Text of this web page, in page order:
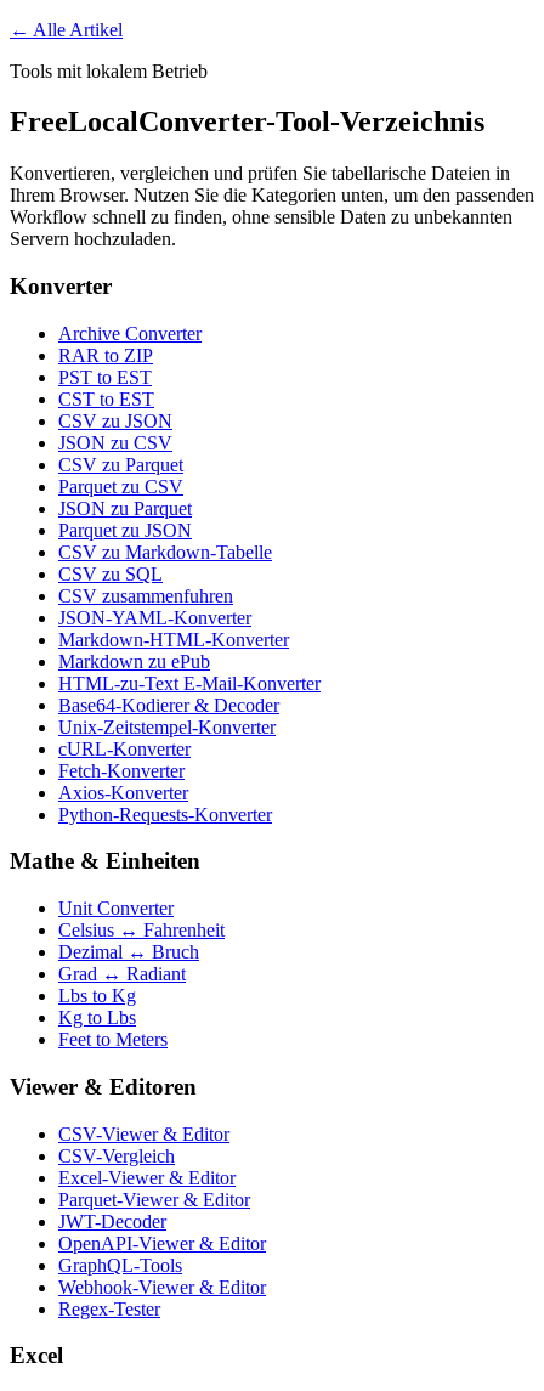
← Alle Artikel
Tools mit lokalem Betrieb
FreeLocalConverter-Tool-Verzeichnis
Konvertieren, vergleichen und prüfen Sie tabellarische Dateien in
Ihrem Browser. Nutzen Sie die Kategorien unten, um den passenden
Workflow schnell zu finden, ohne sensible Daten zu unbekannten
Servern hochzuladen.
Konverter
Archive Converter
RAR to ZIP
PST to EST
CST to EST
CSV zu JSON
JSON zu CSV
CSV zu Parquet
Parquet zu CSV
JSON zu Parquet
Parquet zu JSON
CSV zu Markdown-Tabelle
CSV zu SQL
CSV zusammenfuhren
JSON-YAML-Konverter
Markdown-HTML-Konverter
Markdown zu ePub
HTML-zu-Text E-Mail-Konverter
Base64-Kodierer & Decoder
Unix-Zeitstempel-Konverter
cURL-Konverter
Fetch-Konverter
Axios-Konverter
Python-Requests-Konverter
Mathe & Einheiten
Unit Converter
Celsius ↔ Fahrenheit
Dezimal ↔ Bruch
Grad ↔ Radiant
Lbs to Kg
Kg to Lbs
Feet to Meters
Viewer & Editoren
CSV-Viewer & Editor
CSV-Vergleich
Excel-Viewer & Editor
Parquet-Viewer & Editor
JWT-Decoder
OpenAPI-Viewer & Editor
GraphQL-Tools
Webhook-Viewer & Editor
Regex-Tester
Excel